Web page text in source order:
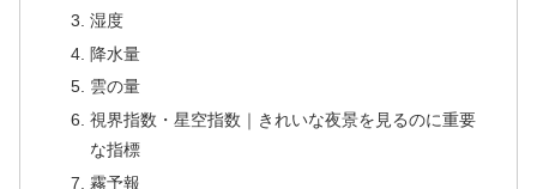
湿度
降水量
雲の量
視界指数・星空指数｜きれいな夜景を見るのに重要
な指標
霧予報